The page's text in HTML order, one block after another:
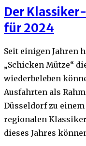
Der
für 2024
Seit einigen Jahren
„Schicken Mütze“
wiederbeleben
Ausfahrten als
Düsseldorf zu
regionalen
dieses Jahres